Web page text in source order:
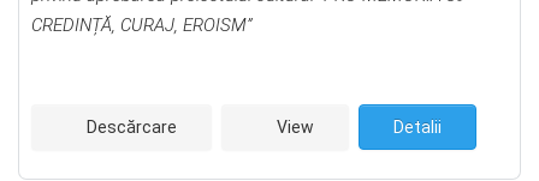
CREDINȚĂ, CURAJ, EROISM”
Descărcare View Detalii